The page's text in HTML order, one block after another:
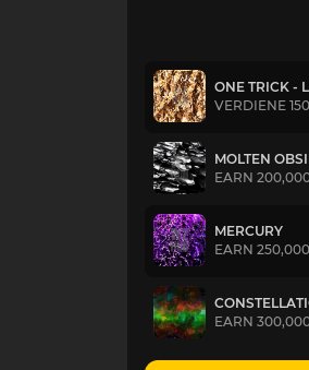
ONE TRICK -
VERDIENE
MOLTEN
EARN
MERCURY
EARN
EARN